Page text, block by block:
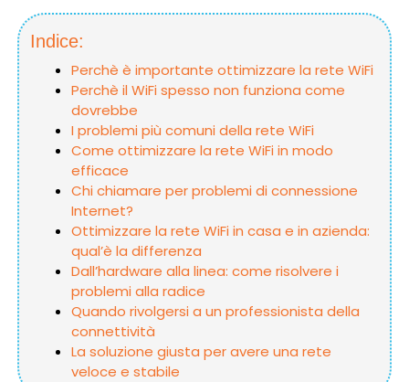
Indice:
Perchè è importante ottimizzare la rete WiFi
Perchè il WiFi spesso non funziona come
dovrebbe
I problemi più comuni della rete WiFi
Come ottimizzare la rete WiFi in modo
efficace
Chi chiamare per problemi di connessione
Internet?
Ottimizzare la rete WiFi in casa e in azienda:
qual’è la differenza
Dall’hardware alla linea: come risolvere i
problemi alla radice
Quando rivolgersi a un professionista della
connettività
La soluzione giusta per avere una rete
veloce e stabile